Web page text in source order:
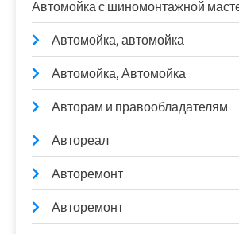
Автомойка с шиномонтажной
Автомойка, автомойка
Автомойка, Автомойка
Авторам и правообладателям
Автореал
Авторемонт
Авторемонт